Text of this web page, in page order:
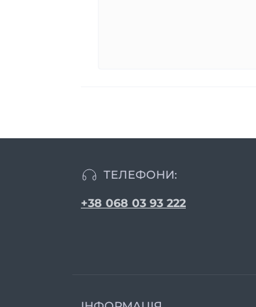
ТЕЛЕФОНИ:
+38 068 03 93 222